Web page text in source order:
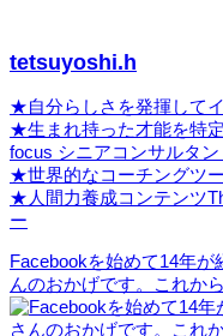
tetsuyoshi.h
★自分らしさを発揮して
★生まれ持った才能を特
focus シニアコンサルタン
★世界的なコーチングツ
★人間力養成コンテンツ
ー
Facebookを始めて14年が
んのおかげです。これか